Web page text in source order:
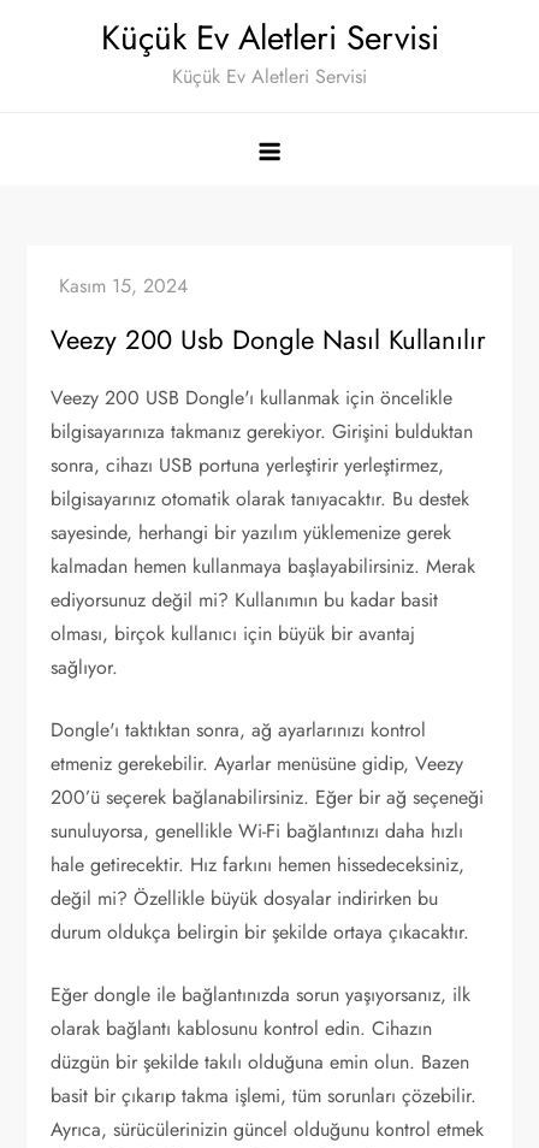
Küçük Ev Aletleri Servisi
Küçük Ev Aletleri Servisi
Veezy 200 Usb Dongle Nasıl Kullanılır
Veezy 200 USB Dongle'ı kullanmak için öncelikle
bilgisayarınıza takmanız gerekiyor. Girişini bulduktan
sonra, cihazı USB portuna yerleştirir yerleştirmez,
bilgisayarınız otomatik olarak tanıyacaktır. Bu destek
sayesinde, herhangi bir yazılım yüklemenize gerek
kalmadan hemen kullanmaya başlayabilirsiniz. Merak
ediyorsunuz değil mi? Kullanımın bu kadar basit
olması, birçok kullanıcı için büyük bir avantaj
sağlıyor.
Dongle'ı taktıktan sonra, ağ ayarlarınızı kontrol
etmeniz gerekebilir. Ayarlar menüsüne gidip, Veezy
200’ü seçerek bağlanabilirsiniz. Eğer bir ağ seçeneği
sunuluyorsa, genellikle Wi-Fi bağlantınızı daha hızlı
hale getirecektir. Hız farkını hemen hissedeceksiniz,
değil mi? Özellikle büyük dosyalar indirirken bu
durum oldukça belirgin bir şekilde ortaya çıkacaktır.
Eğer dongle ile bağlantınızda sorun yaşıyorsanız, ilk
olarak bağlantı kablosunu kontrol edin. Cihazın
düzgün bir şekilde takılı olduğuna emin olun. Bazen
basit bir çıkarıp takma işlemi, tüm sorunları çözebilir.
Ayrıca, sürücülerinizin güncel olduğunu kontrol etmek